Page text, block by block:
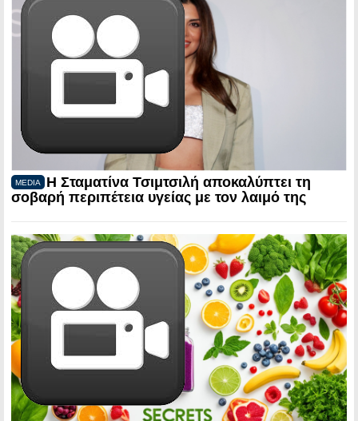
MEDIA
Η Σταματίνα Τσιμτσιλή αποκαλύπτει τη
σοβαρή περιπέτεια υγείας με τον λαιμό της